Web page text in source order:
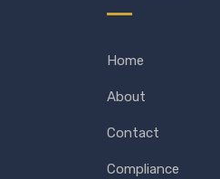
Home
About
Contact
Compliance